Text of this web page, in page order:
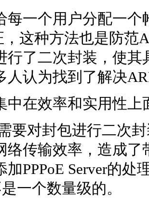
每一个用户分配一
，这种方法也是防范
行了二次封装，使
人认为找到了解决
中在效率和实用性上
要对封包进行二次
络传输效率，造成
加PPPoE Server的处
一个数量级的。